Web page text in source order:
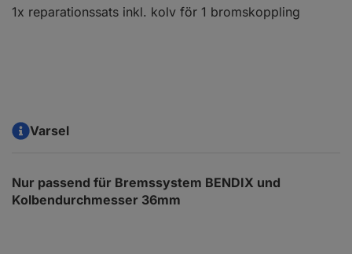
1x reparationssats inkl. kolv för 1 bromskoppling
Varsel
Nur passend für Bremssystem BENDIX und
Kolbendurchmesser 36mm